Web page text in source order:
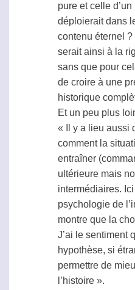
pure et celle
déploierait dans
contenu éternel
serait ainsi à la
sans que pour
de croire à une
historique
Et un peu plus
« Il y a lieu aussi
comment la
entraîner
ultérieure mais
intermédiaires.
psychologie de
montre que la
J’ai le sentiment
hypothèse, si
permettre de
l’histoire ».